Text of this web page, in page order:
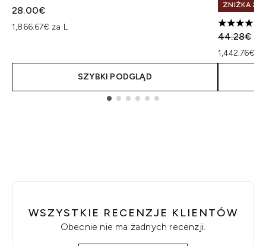
28.00€
1,866.67€ za L
SZYBKI PODGLĄD
ZNIŻKA
5
44.28€
1,442.76€
WSZYSTKIE RECENZJE KLIENTÓW
Obecnie nie ma żadnych recenzji.